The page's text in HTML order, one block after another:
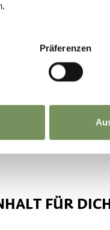
Präferenzen
bis
FÜR